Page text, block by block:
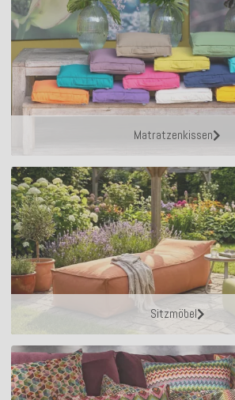
Matratzenkissen
Sitzmöbel